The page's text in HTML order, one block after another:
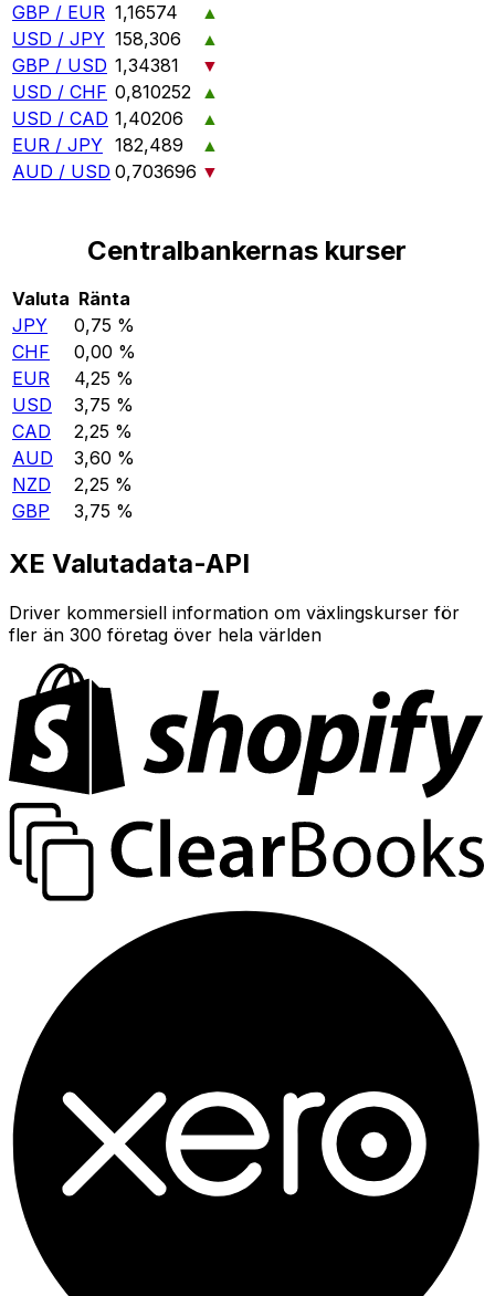
GBP / EUR 1,16574
▲
USD / JPY 158,306
▲
GBP / USD 1,34381
▼
USD / CHF 0,810252 ▲
USD / CAD 1,40206
▲
EUR / JPY 182,489
▲
AUD / USD 0,703696 ▼
Centralbankernas kurser
Valuta Ränta
JPY
0,75 %
CHF
0,00 %
EUR
4,25 %
USD
3,75 %
CAD
2,25 %
AUD
3,60 %
NZD
2,25 %
GBP
3,75 %
XE Valutadata-API
Driver kommersiell information om växlingskurser för
fler än 300 företag över hela världen